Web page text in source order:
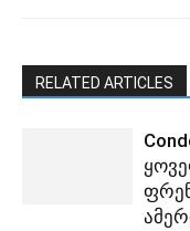
RELATED ARTICLES